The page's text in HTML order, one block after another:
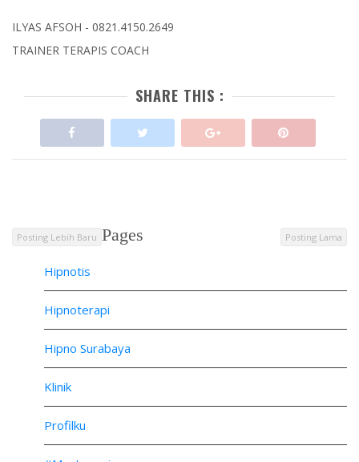
ILYAS AFSOH - 0821.4150.2649
TRAINER TERAPIS COACH
SHARE THIS :
Posting Lebih Baru Posting Lama
Pages
Hipnotis
Hipnoterapi
Hipno Surabaya
Klinik
Profilku